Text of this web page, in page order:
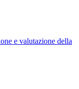
e valutazione della